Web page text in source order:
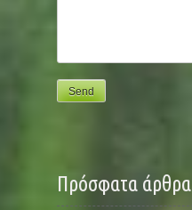
Πρόσφατα άρθρα